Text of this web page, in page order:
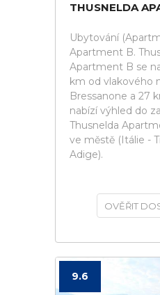
THUSNELDA
Ubytování
Apartment B.
Apartment B se
km od vlakového
Bressanone a 27
nabízí výhled do
Thusnelda
ve městě (Itálie -
Adige).
OVĚŘIT
9.6